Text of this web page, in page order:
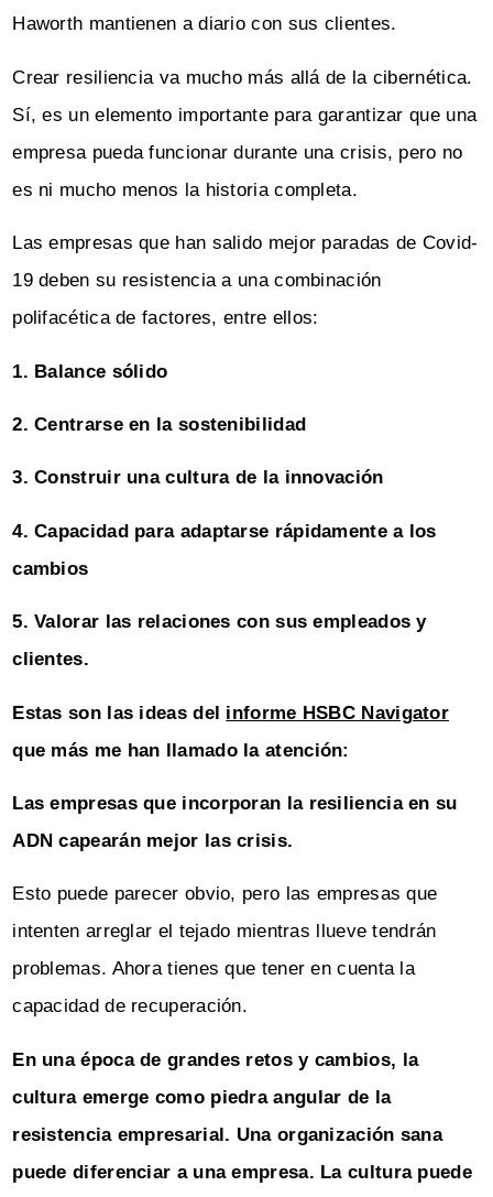
Haworth mantienen a diario con sus clientes.
Crear resiliencia va mucho más allá de la cibernética.
Sí, es un elemento importante para garantizar que una
empresa pueda funcionar durante una crisis, pero no
es ni mucho menos la historia completa.
Las empresas que han salido mejor paradas de Covid-
19 deben su resistencia a una combinación
polifacética de factores, entre ellos:
1. Balance sólido
2. Centrarse en la sostenibilidad
3. Construir una cultura de la innovación
4. Capacidad para adaptarse rápidamente a los
cambios
5. Valorar las relaciones con sus empleados y
clientes.
Estas son las ideas del informe HSBC Navigator
que más me han llamado la atención:
Las empresas que incorporan la resiliencia en su
ADN capearán mejor las crisis.
Esto puede parecer obvio, pero las empresas que
intenten arreglar el tejado mientras llueve tendrán
problemas. Ahora tienes que tener en cuenta la
capacidad de recuperación.
En una época de grandes retos y cambios, la
cultura emerge como piedra angular de la
resistencia empresarial. Una organización sana
puede diferenciar a una empresa. La cultura puede